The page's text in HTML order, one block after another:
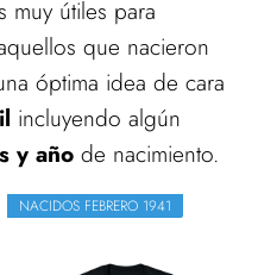
muy útiles para
que nacieron
óptima idea de cara
incluyendo algún
y año de nacimiento.
NACIDOS FEBRERO 1941